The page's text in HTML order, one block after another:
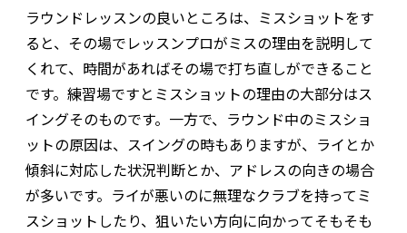
ラウンドレッスンの良いところは、ミスショットをす
ると、その場でレッスンプロがミスの理由を説明して
くれて、時間があればその場で打ち直しができること
です。練習場ですとミスショットの理由の大部分はス
イングそのものです。一方で、ラウンド中のミスショ
ットの原因は、スイングの時もありますが、ライとか
傾斜に対応した状況判断とか、アドレスの向きの場合
が多いです。ライが悪いのに無理なクラブを持ってミ
スショットしたり、狙いたい方向に向かってそもそも